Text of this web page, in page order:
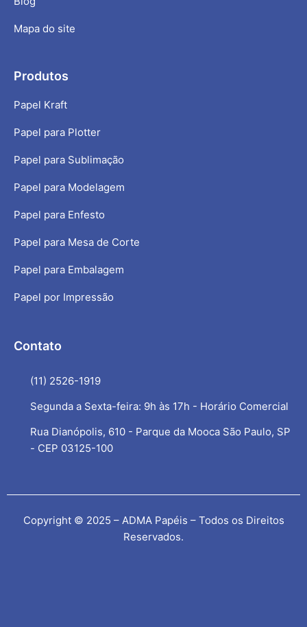
Mapa do site
Produtos
Papel Kraft
Papel para Plotter
Papel para Sublimação
Papel para Modelagem
Papel para Enfesto
Papel para Mesa de Corte
Papel para Embalagem
Papel por Impressão
Contato
(11) 2526-1919
Segunda a Sexta-feira: 9h às 17h - Horário Comercial
Rua Dianópolis, 610 - Parque da Mooca São Paulo, SP
- CEP 03125-100
Copyright © 2025 – ADMA Papéis – Todos os Direitos
Reservados.